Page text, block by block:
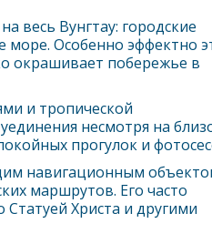
весь Вунгтау: городские
море. Особенно эффектно
окрашивает побережье в
и тропической
несмотря на
прогулок и
навигационным
маршрутов. Его часто
Статуей Христа и другими